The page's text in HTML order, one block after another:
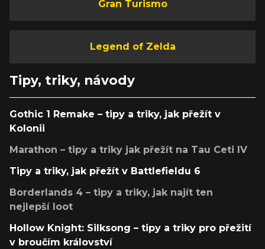
Gran Turismo
Legend of Zelda
Tipy, triky, návody
Gothic 1 Remake – tipy a triky, jak přežít v
Kolonii
Marathon – tipy a triky jak přežít na Tau Ceti IV
Tipy a triky, jak přežít v Battlefieldu 6
Borderlands 4 – tipy a triky, jak najít ten
nejlepší loot
Hollow Knight: Silksong – tipy a triky pro přežití
v broučím království